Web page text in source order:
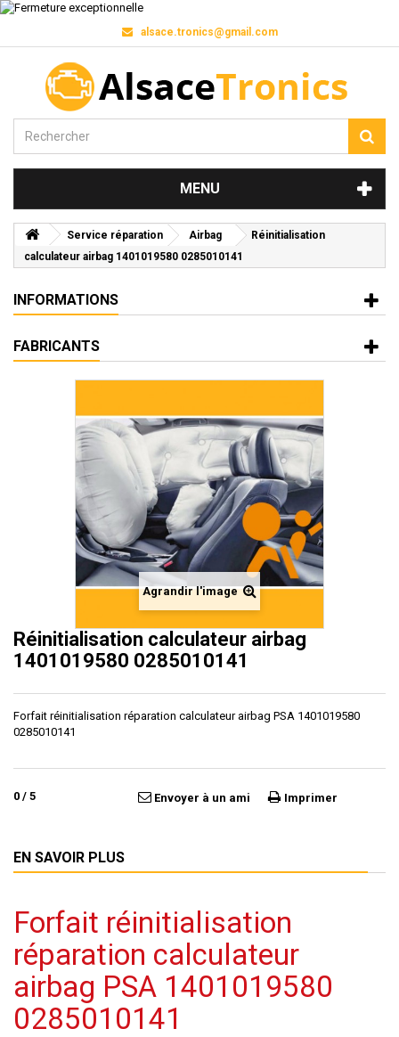
alsace.tronics@gmail.com
MENU
Service réparation Airbag
Réinitialisation
calculateur airbag 1401019580 0285010141
INFORMATIONS
FABRICANTS
Agrandir l'image
Réinitialisation calculateur airbag
1401019580 0285010141
Forfait réinitialisation réparation calculateur airbag PSA 1401019580
0285010141
0 / 5 Envoyer à un ami Imprimer
EN SAVOIR PLUS
Forfait réinitialisation
réparation calculateur
airbag PSA 1401019580
0285010141